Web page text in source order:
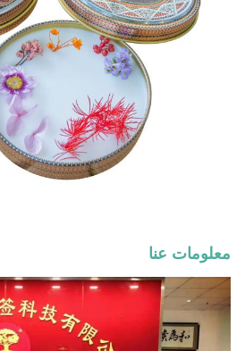
معلومات عنا